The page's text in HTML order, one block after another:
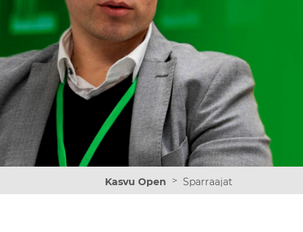
Kasvu Open > Sparraajat